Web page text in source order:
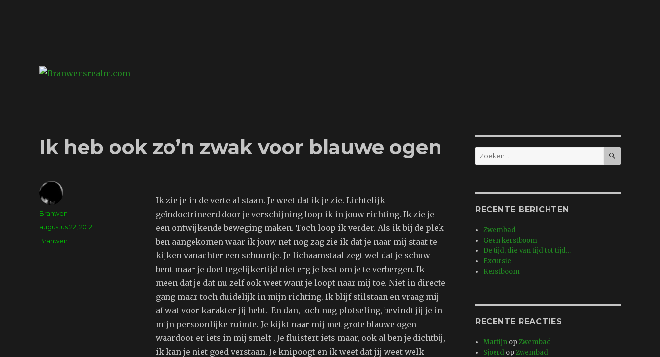
Ik heb ook zo’n zwak voor blauwe ogen
Ik zie je in de verte al staan. Je weet dat ik je zie. Lichtelijk
geïndoctrineerd door je verschijning loop ik in jouw richting. Ik zie je
een ontwijkende beweging maken. Toch loop ik verder. Als ik bij de plek
ben aangekomen waar ik jouw net nog zag zie ik dat je naar mij staat te
kijken vanachter een schuurtje. Je lichaamstaal zegt wel dat je schuw
bent maar je doet tegelijkertijd niet erg je best om je te verbergen. Ik
meen dat je dat nu zelf ook weet want je loopt naar mij toe. Niet in directe
gang maar toch duidelijk in mijn richting. Ik blijf stilstaan en vraag mij
af wat voor karakter jij hebt. En dan, toch nog plotseling, bevindt jij je in
mijn persoonlijke ruimte. Je kijkt naar mij met grote blauwe ogen
waardoor er iets in mij smelt . Je fluistert iets maar, ook al ben je dichtbij,
ik kan je niet goed verstaan. Je knipoogt en ik weet dat jij weet welk
Auteur
Branwen
Geplaatst
augustus 22, 2012
Tags
Branwen
Zoeken
naar:
ZOEKEN
RECENTE BERICHTEN
Zwembad
Geen kerstboom
De tijd, die van tijd tot tijd…
Excursie
Kerstboom
RECENTE REACTIES
Martijn opZwembad
Sjoerd opZwembad